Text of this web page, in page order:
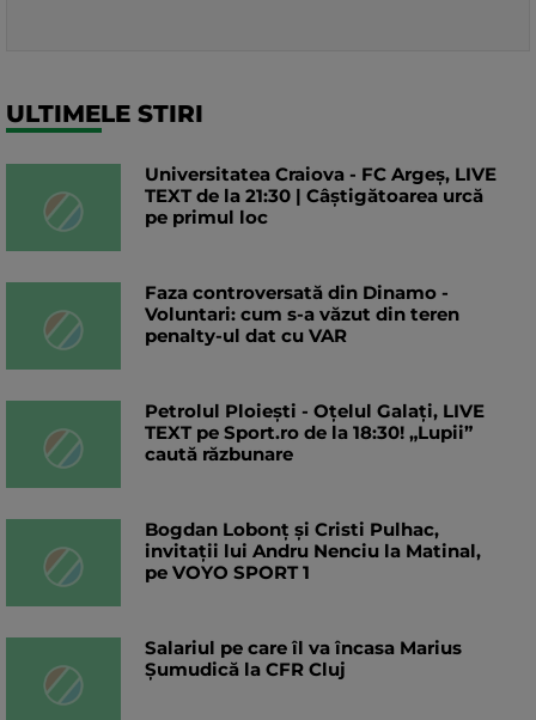
ULTIMELE STIRI
Universitatea Craiova - FC Argeș, LIVE
TEXT de la 21:30 | Câștigătoarea urcă
pe primul loc
Faza controversată din Dinamo -
Voluntari: cum s-a văzut din teren
penalty-ul dat cu VAR
Petrolul Ploiești - Oțelul Galați, LIVE
TEXT pe Sport.ro de la 18:30! „Lupii”
caută răzbunare
Bogdan Lobonț și Cristi Pulhac,
invitații lui Andru Nenciu la Matinal,
pe VOYO SPORT 1
Salariul pe care îl va încasa Marius
Șumudică la CFR Cluj